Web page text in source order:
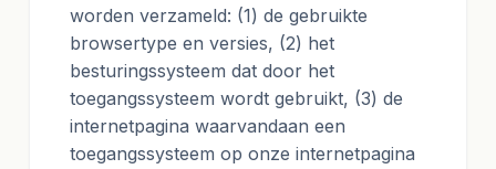
worden verzameld: (1) de gebruikte
browsertype en versies, (2) het
besturingssysteem dat door het
toegangssysteem wordt gebruikt, (3) de
internetpagina waarvandaan een
toegangssysteem op onze internetpagina